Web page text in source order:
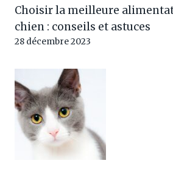
Choisir la meilleure
chien : conseils et astuces
28 décembre 2023